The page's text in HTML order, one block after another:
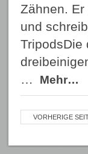
Zähnen.
und
TripodsDie
…
Mehr…
VORHERIGE